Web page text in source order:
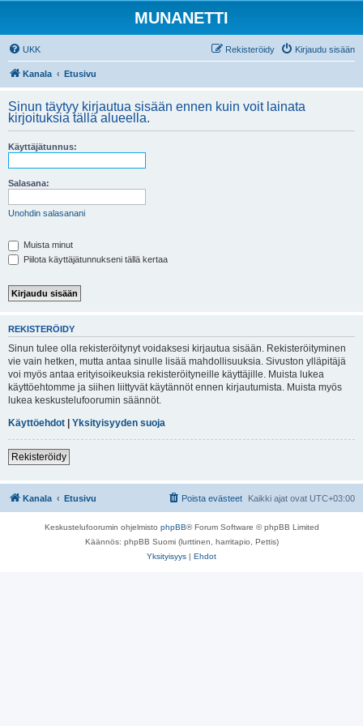
MUNANETTI
UKK Kirjaudu sisään
Rekisteröidy
Kanala Etusivu
Sinun täytyy kirjautua sisään ennen kuin voit lainata
kirjoituksia tällä alueella.
Käyttäjätunnus:
Salasana:
Unohdin salasanani
Muista minut
Piilota käyttäjätunnukseni tällä kertaa
REKISTERÖIDY
Sinun tulee olla rekisteröitynyt voidaksesi kirjautua sisään. Rekisteröityminen
vie vain hetken, mutta antaa sinulle lisää mahdollisuuksia. Sivuston ylläpitäjä
voi myös antaa erityisoikeuksia rekisteröityneille käyttäjille. Muista lukea
käyttöehtomme ja siihen liittyvät käytännöt ennen kirjautumista. Muista myös
lukea keskustelufoorumin säännöt.
Käyttöehdot | Yksityisyyden suoja
Rekisteröidy
Kanala Etusivu Kaikki ajat ovat UTC+03:00
Poista evästeet
Keskustelufoorumin ohjelmisto phpBB® Forum Software © phpBB Limited
Käännös: phpBB Suomi (lurttinen, harritapio, Pettis)
Yksityisyys | Ehdot